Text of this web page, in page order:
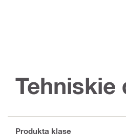
Tehniskie
Produkta klase